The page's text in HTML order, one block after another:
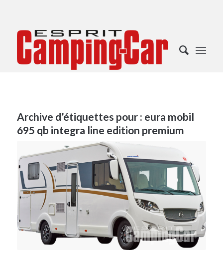
Archive d’étiquettes pour : eura mobil
695 qb integra line edition premium